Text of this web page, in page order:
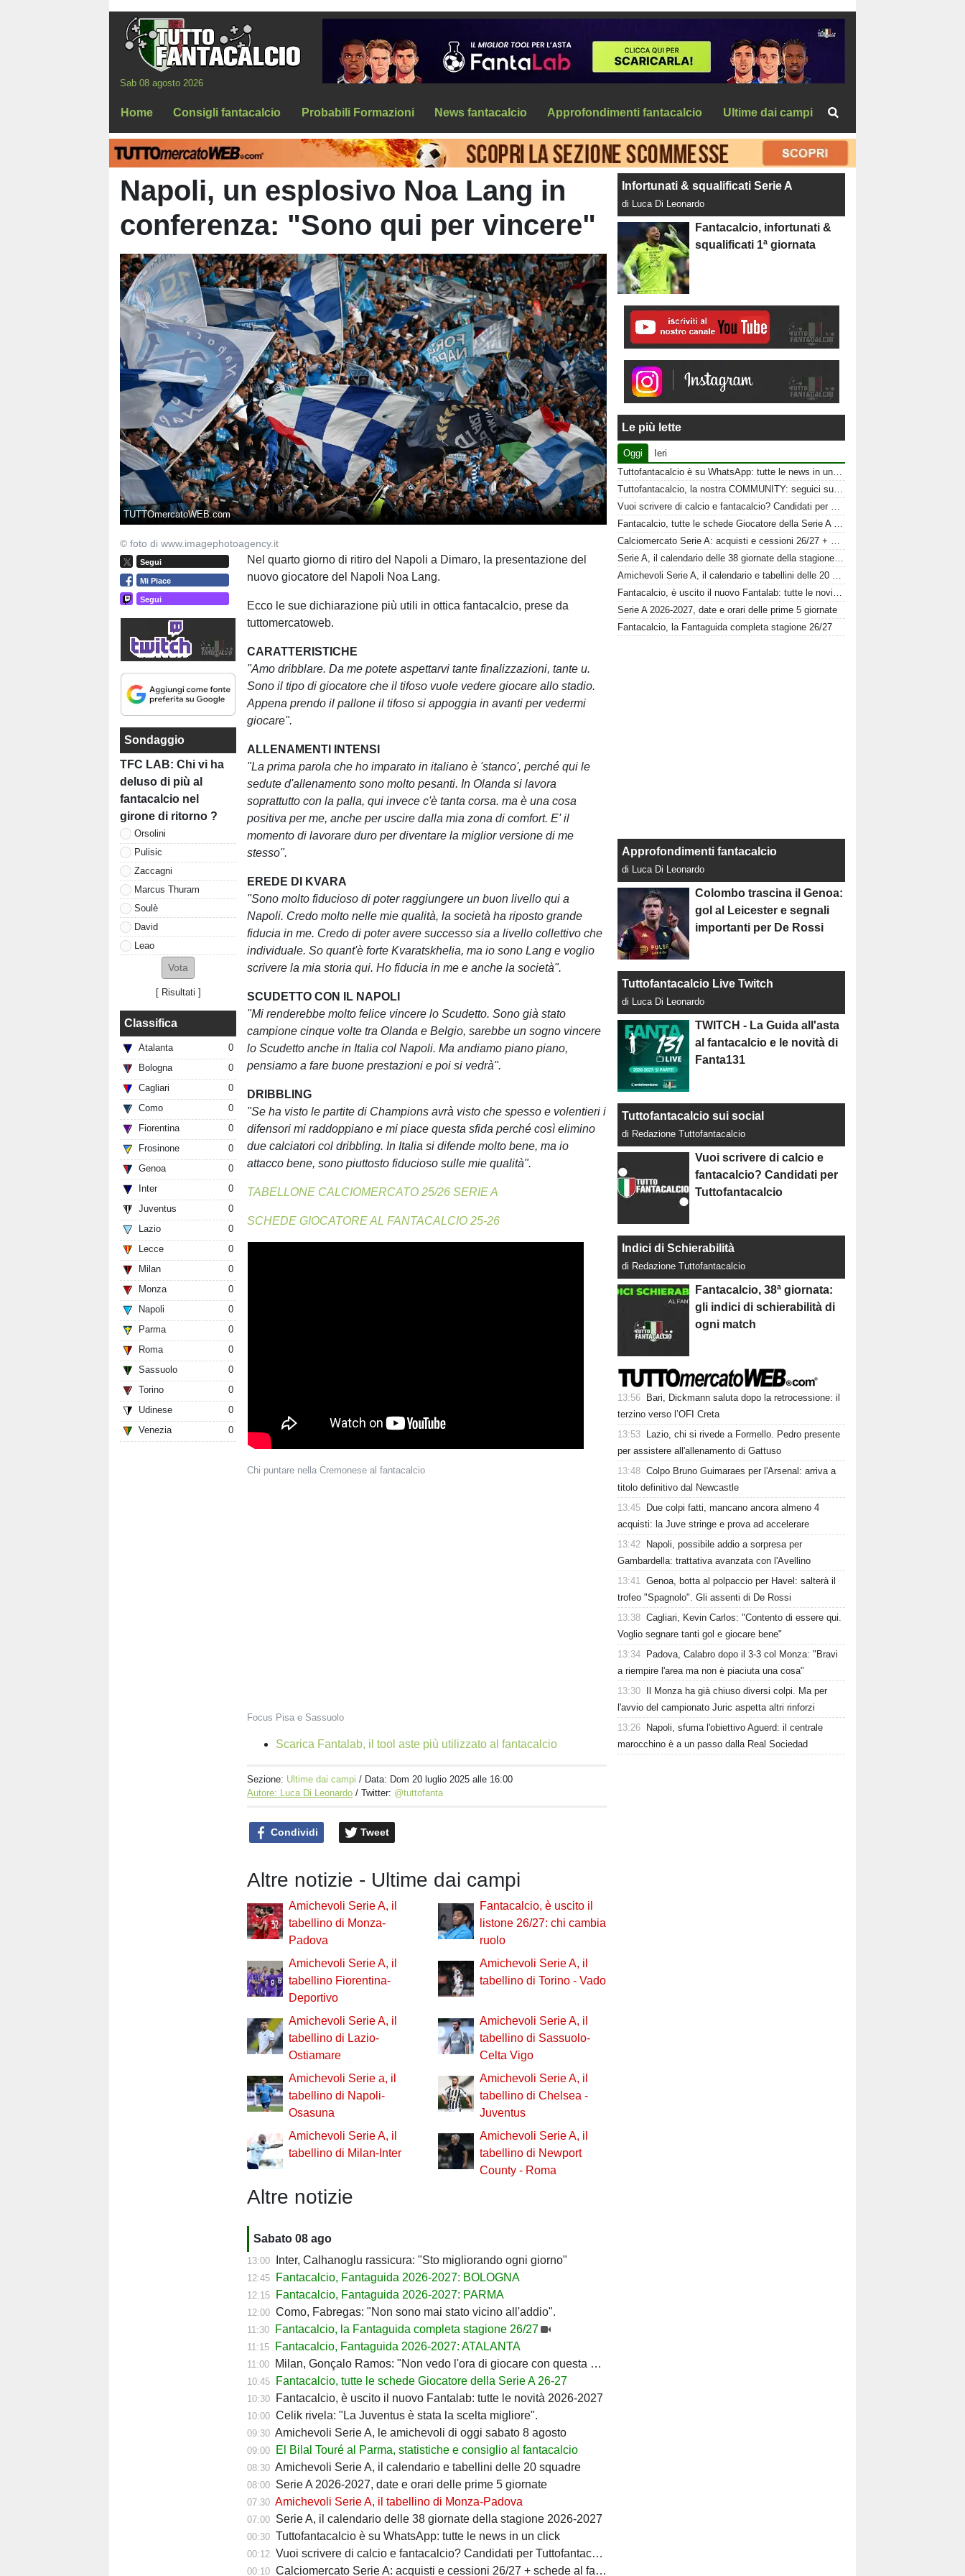
Sab 08 agosto 2026
Home Consigli fantacalcio Probabili Formazioni News fantacalcio Approfondimenti fantacalcio Ultime dai campi
Napoli, un esplosivo Noa Lang in
conferenza: "Sono qui per vincere"
TUTTOmercatoWEB.com
© foto di www.imagephotoagency.it
Segui
Mi Piace
Segui
Sondaggio
TFC LAB: Chi vi ha
deluso di più al
fantacalcio nel
girone di ritorno ?
Orsolini
Pulisic
Zaccagni
Marcus Thuram
Soulè
David
Leao
[ Risultati ]
Classifica
Atalanta
0
Bologna
0
Cagliari
0
Como
0
Fiorentina
0
Frosinone
0
Genoa
0
Inter
0
Juventus
0
Lazio
0
Lecce
0
Milan
0
Monza
0
Napoli
0
Parma
0
Roma
0
Sassuolo
0
Torino
0
Udinese
0
Venezia
0
Nel quarto giorno di ritiro del Napoli a Dimaro, la presentazione del
nuovo giocatore del Napoli Noa Lang.
Ecco le sue dichiarazione più utili in ottica fantacalcio, prese da
tuttomercatoweb.
CARATTERISTICHE
"Amo dribblare. Da me potete aspettarvi tante finalizzazioni, tante u.
Sono il tipo di giocatore che il tifoso vuole vedere giocare allo stadio.
Appena prendo il pallone il tifoso si appoggia in avanti per vedermi
giocare".
ALLENAMENTI INTENSI
"La prima parola che ho imparato in italiano è 'stanco', perché qui le
sedute d'allenamento sono molto pesanti. In Olanda si lavora
soprattutto con la palla, qui invece c'è tanta corsa. ma è una cosa
positiva per me, anche per uscire dalla mia zona di comfort. E' il
momento di lavorare duro per diventare la miglior versione di me
stesso".
EREDE DI KVARA
"Sono molto fiducioso di poter raggiungere un buon livello qui a
Napoli. Credo molto nelle mie qualità, la società ha riposto grande
fiducia in me. Credo di poter avere successo sia a livello collettivo che
individuale. So quant'è forte Kvaratskhelia, ma io sono Lang e voglio
scrivere la mia storia qui. Ho fiducia in me e anche la società".
SCUDETTO CON IL NAPOLI
"Mi renderebbe molto felice vincere lo Scudetto. Sono già stato
campione cinque volte tra Olanda e Belgio, sarebbe un sogno vincere
lo Scudetto anche in Italia col Napoli. Ma andiamo piano piano,
pensiamo a fare buone prestazioni e poi si vedrà".
DRIBBLING
"Se ha visto le partite di Champions avrà visto che spesso e volentieri i
difensori mi raddoppiano e mi piace questa sfida perché così elimino
due calciatori col dribbling. In Italia si difende molto bene, ma io
attacco bene, sono piuttosto fiducioso sulle mie qualità".
TABELLONE CALCIOMERCATO 25/26 SERIE A
SCHEDE GIOCATORE AL FANTACALCIO 25-26
Chi puntare nella Cremonese al fantacalcio
Focus Pisa e Sassuolo
Scarica Fantalab, il tool aste più utilizzato al fantacalcio
Sezione: Ultime dai campi / Data: Dom 20 luglio 2025 alle 16:00
Autore: Luca Di Leonardo / Twitter: @tuttofanta
Condividi Tweet
Altre notizie - Ultime dai campi
Amichevoli Serie A, il
tabellino di Monza-
Padova
Fantacalcio, è uscito il
listone 26/27: chi cambia
ruolo
Amichevoli Serie A, il
tabellino Fiorentina-
Deportivo
Amichevoli Serie A, il
tabellino di Torino - Vado
Amichevoli Serie A, il
tabellino di Lazio-
Ostiamare
Amichevoli Serie A, il
tabellino di Sassuolo-
Celta Vigo
Amichevoli Serie a, il
tabellino di Napoli-
Osasuna
Amichevoli Serie A, il
tabellino di Chelsea -
Juventus
Amichevoli Serie A, il
tabellino di Milan-Inter
Amichevoli Serie A, il
tabellino di Newport
County - Roma
Altre notizie
Sabato 08 ago
13:00 Inter, Calhanoglu rassicura: "Sto migliorando ogni giorno"
12:45 Fantacalcio, Fantaguida 2026-2027: BOLOGNA
12:15 Fantacalcio, Fantaguida 2026-2027: PARMA
12:00 Como, Fabregas: "Non sono mai stato vicino all'addio".
11:30 Fantacalcio, la Fantaguida completa stagione 26/27
11:15 Fantacalcio, Fantaguida 2026-2027: ATALANTA
11:00 Milan, Gonçalo Ramos: "Non vedo l'ora di giocare con questa maglia"
10:45 Fantacalcio, tutte le schede Giocatore della Serie A 26-27
10:30 Fantacalcio, è uscito il nuovo Fantalab: tutte le novità 2026-2027
10:00 Celik rivela: "La Juventus è stata la scelta migliore".
09:30 Amichevoli Serie A, le amichevoli di oggi sabato 8 agosto
09:00 El Bilal Touré al Parma, statistiche e consiglio al fantacalcio
08:30 Amichevoli Serie A, il calendario e tabellini delle 20 squadre
08:00 Serie A 2026-2027, date e orari delle prime 5 giornate
07:30 Amichevoli Serie A, il tabellino di Monza-Padova
07:00 Serie A, il calendario delle 38 giornate della stagione 2026-2027
00:30 Tuttofantacalcio è su WhatsApp: tutte le news in un click
00:12 Vuoi scrivere di calcio e fantacalcio? Candidati per Tuttofantacalcio
00:10 Calciomercato Serie A: acquisti e cessioni 26/27 + schede al fantacalcio
Infortunati & squalificati Serie A
di Luca Di Leonardo
Fantacalcio, infortunati &
squalificati 1ª giornata
Le più lette
Oggi
Ieri
Tuttofantacalcio è su WhatsApp: tutte le news in un click
Tuttofantacalcio, la nostra COMMUNITY: seguici sui nostri canali social
Vuoi scrivere di calcio e fantacalcio? Candidati per Tuttofantacalcio
Fantacalcio, tutte le schede Giocatore della Serie A 26-27
Calciomercato Serie A: acquisti e cessioni 26/27 + schede al fantacalcio
Serie A, il calendario delle 38 giornate della stagione 2026-2027
Amichevoli Serie A, il calendario e tabellini delle 20 squadre
Fantacalcio, è uscito il nuovo Fantalab: tutte le novità 2026-2027
Serie A 2026-2027, date e orari delle prime 5 giornate
Fantacalcio, la Fantaguida completa stagione 26/27
Approfondimenti fantacalcio
di Luca Di Leonardo
Colombo trascina il Genoa:
gol al Leicester e segnali
importanti per De Rossi
Tuttofantacalcio Live Twitch
di Luca Di Leonardo
TWITCH - La Guida all'asta
al fantacalcio e le novità di
Fanta131
Tuttofantacalcio sui social
di Redazione Tuttofantacalcio
Vuoi scrivere di calcio e
fantacalcio? Candidati per
Tuttofantacalcio
Indici di Schierabilità
di Redazione Tuttofantacalcio
Fantacalcio, 38ª giornata:
gli indici di schierabilità di
ogni match
13:56
Bari, Dickmann saluta dopo la retrocessione: il
terzino verso l’OFI Creta
13:53
Lazio, chi si rivede a Formello. Pedro presente
per assistere all'allenamento di Gattuso
13:48 Colpo Bruno Guimaraes per l'Arsenal: arriva a
titolo definitivo dal Newcastle
13:45
Due colpi fatti, mancano ancora almeno 4
acquisti: la Juve stringe e prova ad accelerare
13:42
Napoli, possibile addio a sorpresa per
Gambardella: trattativa avanzata con l'Avellino
13:41 Genoa, botta al polpaccio per Havel: salterà il
trofeo "Spagnolo". Gli assenti di De Rossi
13:38 Cagliari, Kevin Carlos: "Contento di essere qui.
Voglio segnare tanti gol e giocare bene"
13:34
Padova, Calabro dopo il 3-3 col Monza: "Bravi
a riempire l'area ma non è piaciuta una cosa"
13:30
Il Monza ha già chiuso diversi colpi. Ma per
l'avvio del campionato Juric aspetta altri rinforzi
13:26
Napoli, sfuma l'obiettivo Aguerd: il centrale
marocchino è a un passo dalla Real Sociedad